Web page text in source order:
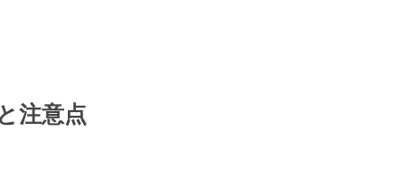
注意点